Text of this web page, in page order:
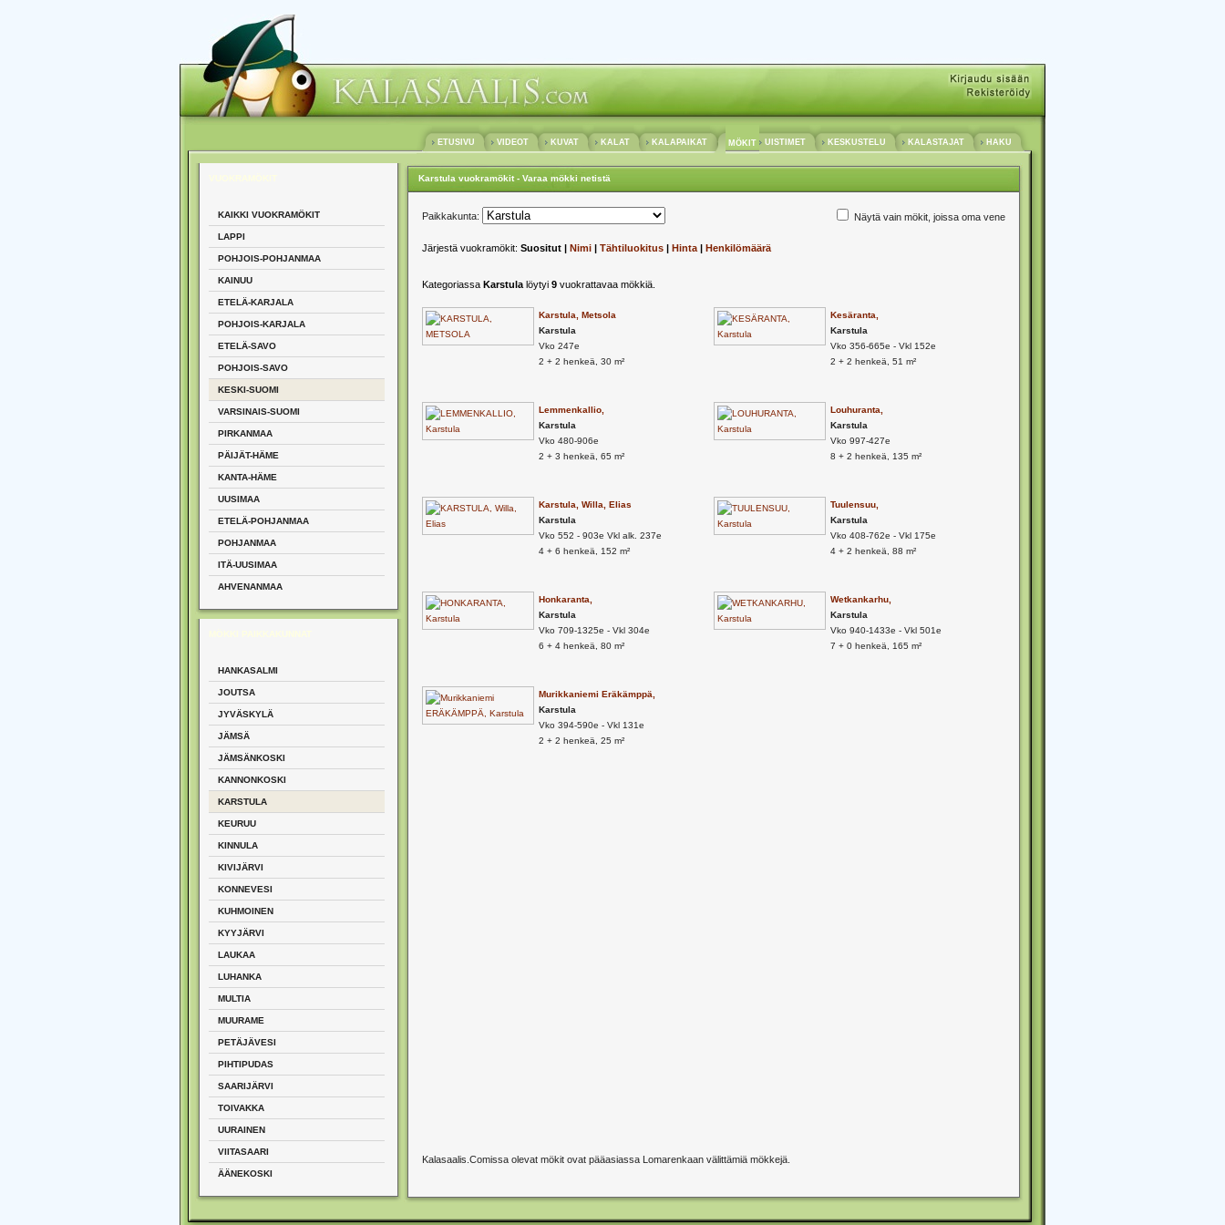
ETUSIVU VIDEOT KUVAT KALAT KALAPAIKAT MÖKIT UISTIMET KESKUSTELU KALASTAJAT HAKU
KAIKKI VUOKRAMÖKIT
LAPPI
POHJOIS-POHJANMAA
KAINUU
ETELÄ-KARJALA
POHJOIS-KARJALA
ETELÄ-SAVO
POHJOIS-SAVO
KESKI-SUOMI
VARSINAIS-SUOMI
PIRKANMAA
PÄIJÄT-HÄME
KANTA-HÄME
UUSIMAA
ETELÄ-POHJANMAA
POHJANMAA
ITÄ-UUSIMAA
AHVENANMAA
HANKASALMI
JOUTSA
JYVÄSKYLÄ
JÄMSÄ
JÄMSÄNKOSKI
KANNONKOSKI
KARSTULA
KEURUU
KINNULA
KIVIJÄRVI
KONNEVESI
KUHMOINEN
KYYJÄRVI
LAUKAA
LUHANKA
MULTIA
MUURAME
PETÄJÄVESI
PIHTIPUDAS
SAARIJÄRVI
TOIVAKKA
UURAINEN
VIITASAARI
ÄÄNEKOSKI
Karstula vuokramökit - Varaa mökki netistä
Paikkakunta: Näytä vain mökit, joissa oma vene
Järjestä vuokramökit: Suositut | Nimi | Tähtiluokitus | Hinta | Henkilömäärä
Kategoriassa Karstula löytyi 9 vuokrattavaa mökkiä.
Karstula, Metsola
Karstula
Vko 247e
2 + 2 henkeä, 30 m²
Kesäranta,
Karstula
Vko 356-665e - Vkl 152e
2 + 2 henkeä, 51 m²
Lemmenkallio,
Karstula
Vko 480-906e
2 + 3 henkeä, 65 m²
Louhuranta,
Karstula
Vko 997-427e
8 + 2 henkeä, 135 m²
Karstula, Willa, Elias
Karstula
Vko 552 - 903e Vkl alk. 237e
4 + 6 henkeä, 152 m²
Tuulensuu,
Karstula
Vko 408-762e - Vkl 175e
4 + 2 henkeä, 88 m²
Honkaranta,
Karstula
Vko 709-1325e - Vkl 304e
6 + 4 henkeä, 80 m²
Wetkankarhu,
Karstula
Vko 940-1433e - Vkl 501e
7 + 0 henkeä, 165 m²
Murikkaniemi Eräkämppä,
Karstula
Vko 394-590e - Vkl 131e
2 + 2 henkeä, 25 m²
Kalasaalis.Comissa olevat mökit ovat pääasiassa Lomarenkaan välittämiä mökkejä.